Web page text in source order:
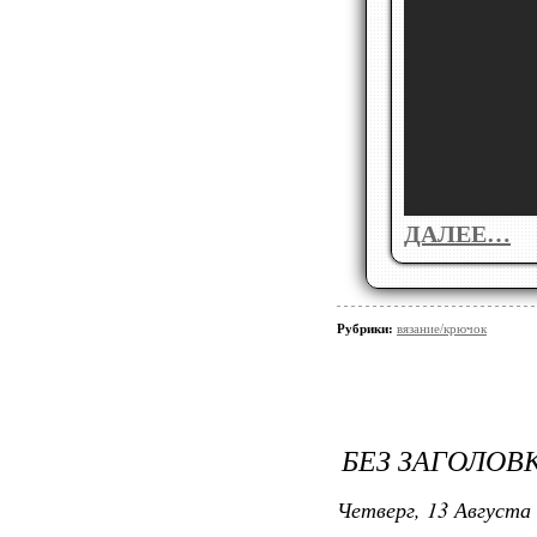
ДАЛЕЕ…
Рубрики: вязание/крючок
БЕЗ
Четверг, 13